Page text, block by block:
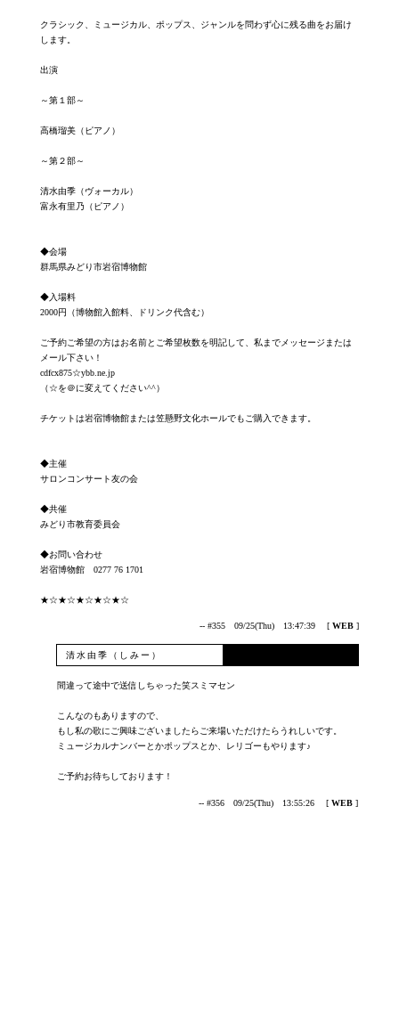
クラシック、ミュージカル、ポップス、ジャンルを問わず心に残る曲をお届け
します。
出演
～第１部～
高橋瑠美（ピアノ）
～第２部～
清水由季（ヴォーカル）
富永有里乃（ピアノ）
◆会場
群馬県みどり市岩宿博物館
◆入場料
2000円（博物館入館料、ドリンク代含む）
ご予約ご希望の方はお名前とご希望枚数を明記して、私までメッセージまたは
メール下さい！
cdfcx875☆ybb.ne.jp
（☆を＠に変えてください^^）
チケットは岩宿博物館または笠懸野文化ホールでもご購入できます。
◆主催
サロンコンサート友の会
◆共催
みどり市教育委員会
◆お問い合わせ
岩宿博物館 0277 76 1701
★☆★☆★☆★☆★☆
-- #355 09/25(Thu) 13:47:39 [ WEB ]
清水由季（しみー）
間違って途中で送信しちゃった笑スミマセン
こんなのもありますので、
もし私の歌にご興味ございましたらご来場いただけたらうれしいです。
ミュージカルナンバーとかポップスとか、レリゴーもやります♪
ご予約お待ちしております！
-- #356 09/25(Thu) 13:55:26 [ WEB ]